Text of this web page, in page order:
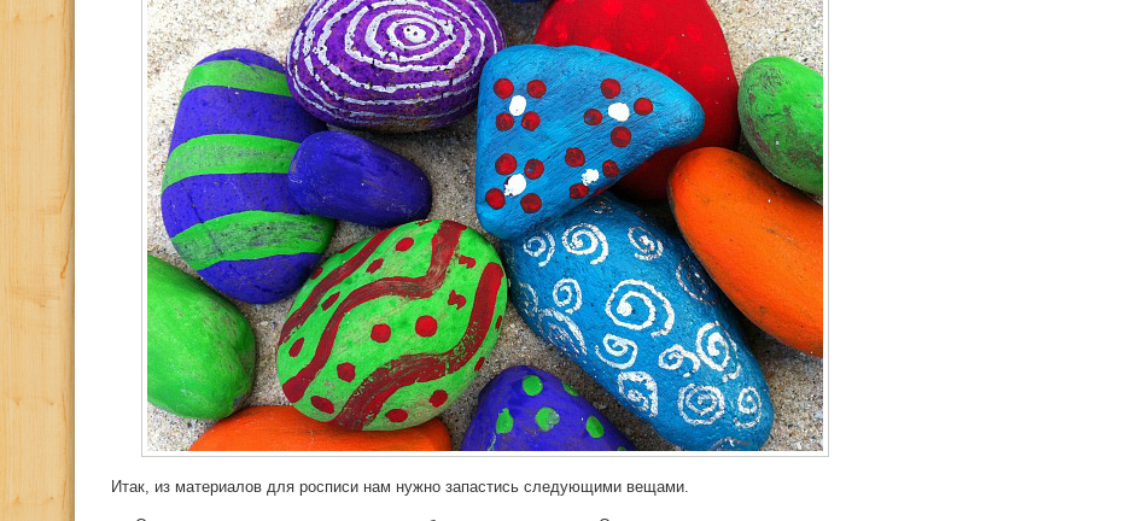
Итак, из материалов для росписи нам нужно запастись следующими вещами.